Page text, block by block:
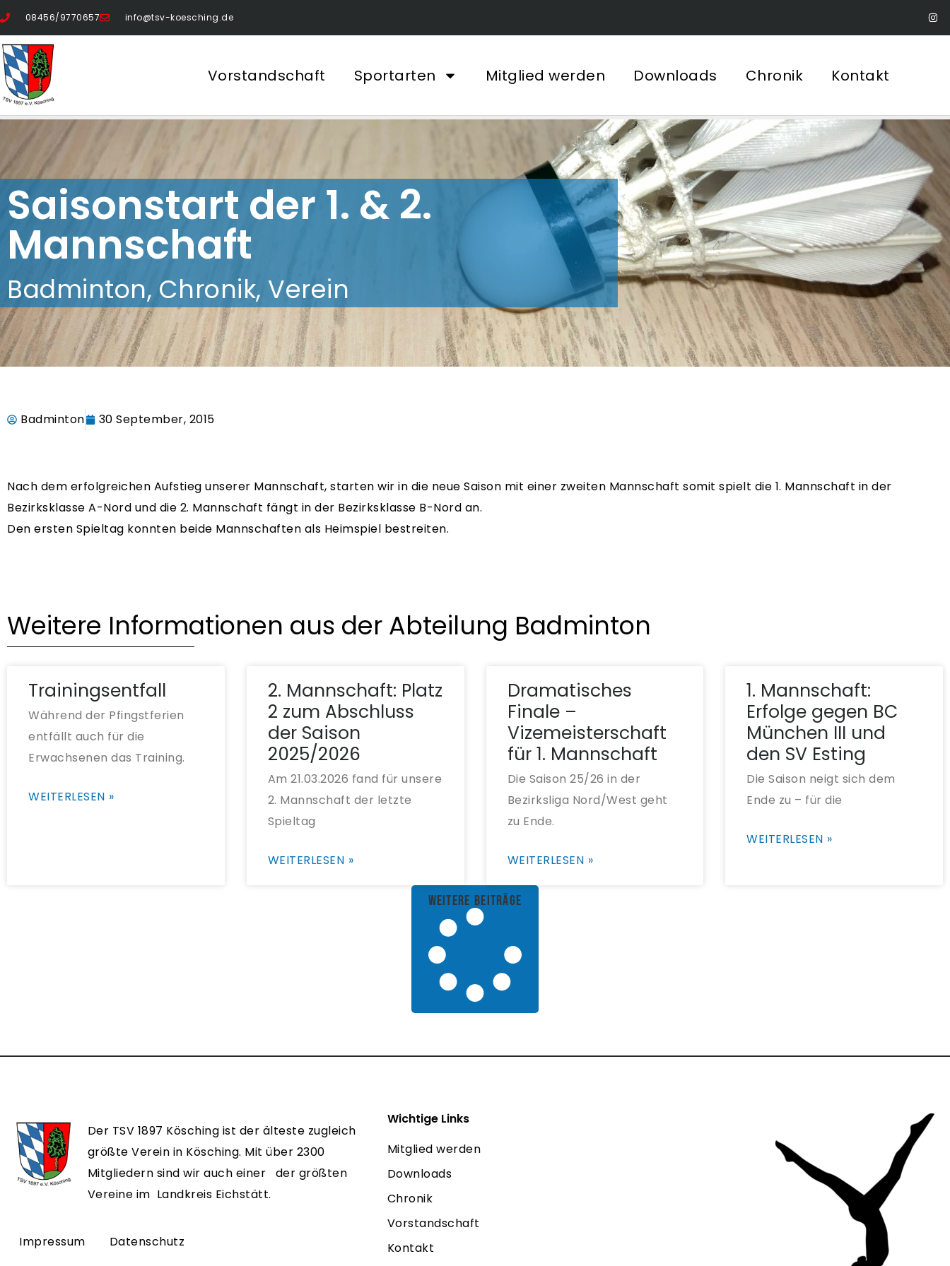
08456/9770657 info@tsv-koesching.de
Vorstandschaft Sportarten Mitglied werden Downloads Chronik Kontakt
Saisonstart der 1. & 2.
Mannschaft
Badminton, Chronik, Verein
Badminton 30 September, 2015
Nach dem erfolgreichen Aufstieg unserer Mannschaft, starten wir in die neue Saison mit einer zweiten Mannschaft somit spielt die 1. Mannschaft in der
Bezirksklasse A-Nord und die 2. Mannschaft fängt in der Bezirksklasse B-Nord an.
Den ersten Spieltag konnten beide Mannschaften als Heimspiel bestreiten.
Weitere Informationen aus der Abteilung Badminton
Trainingsentfall
Während der Pfingstferien
entfällt auch für die
Erwachsenen das Training.
WEITERLESEN »
2. Mannschaft: Platz
2 zum Abschluss
der Saison
2025/2026
Am 21.03.2026 fand für unsere
2. Mannschaft der letzte
Spieltag
WEITERLESEN »
Dramatisches
Finale –
Vizemeisterschaft
für 1. Mannschaft
Die Saison 25/26 in der
Bezirksliga Nord/West geht
zu Ende.
WEITERLESEN »
1. Mannschaft:
Erfolge gegen BC
München III und
den SV Esting
Die Saison neigt sich dem
Ende zu – für die
WEITERLESEN »
weitere Beiträge
Der TSV 1897 Kösching ist der älteste zugleich
größte Verein in Kösching. Mit über 2300
Mitgliedern sind wir auch einer der größten
Vereine im Landkreis Eichstätt.
Impressum Datenschutz
Wichtige Links
Mitglied werden
Downloads
Chronik
Vorstandschaft
Kontakt